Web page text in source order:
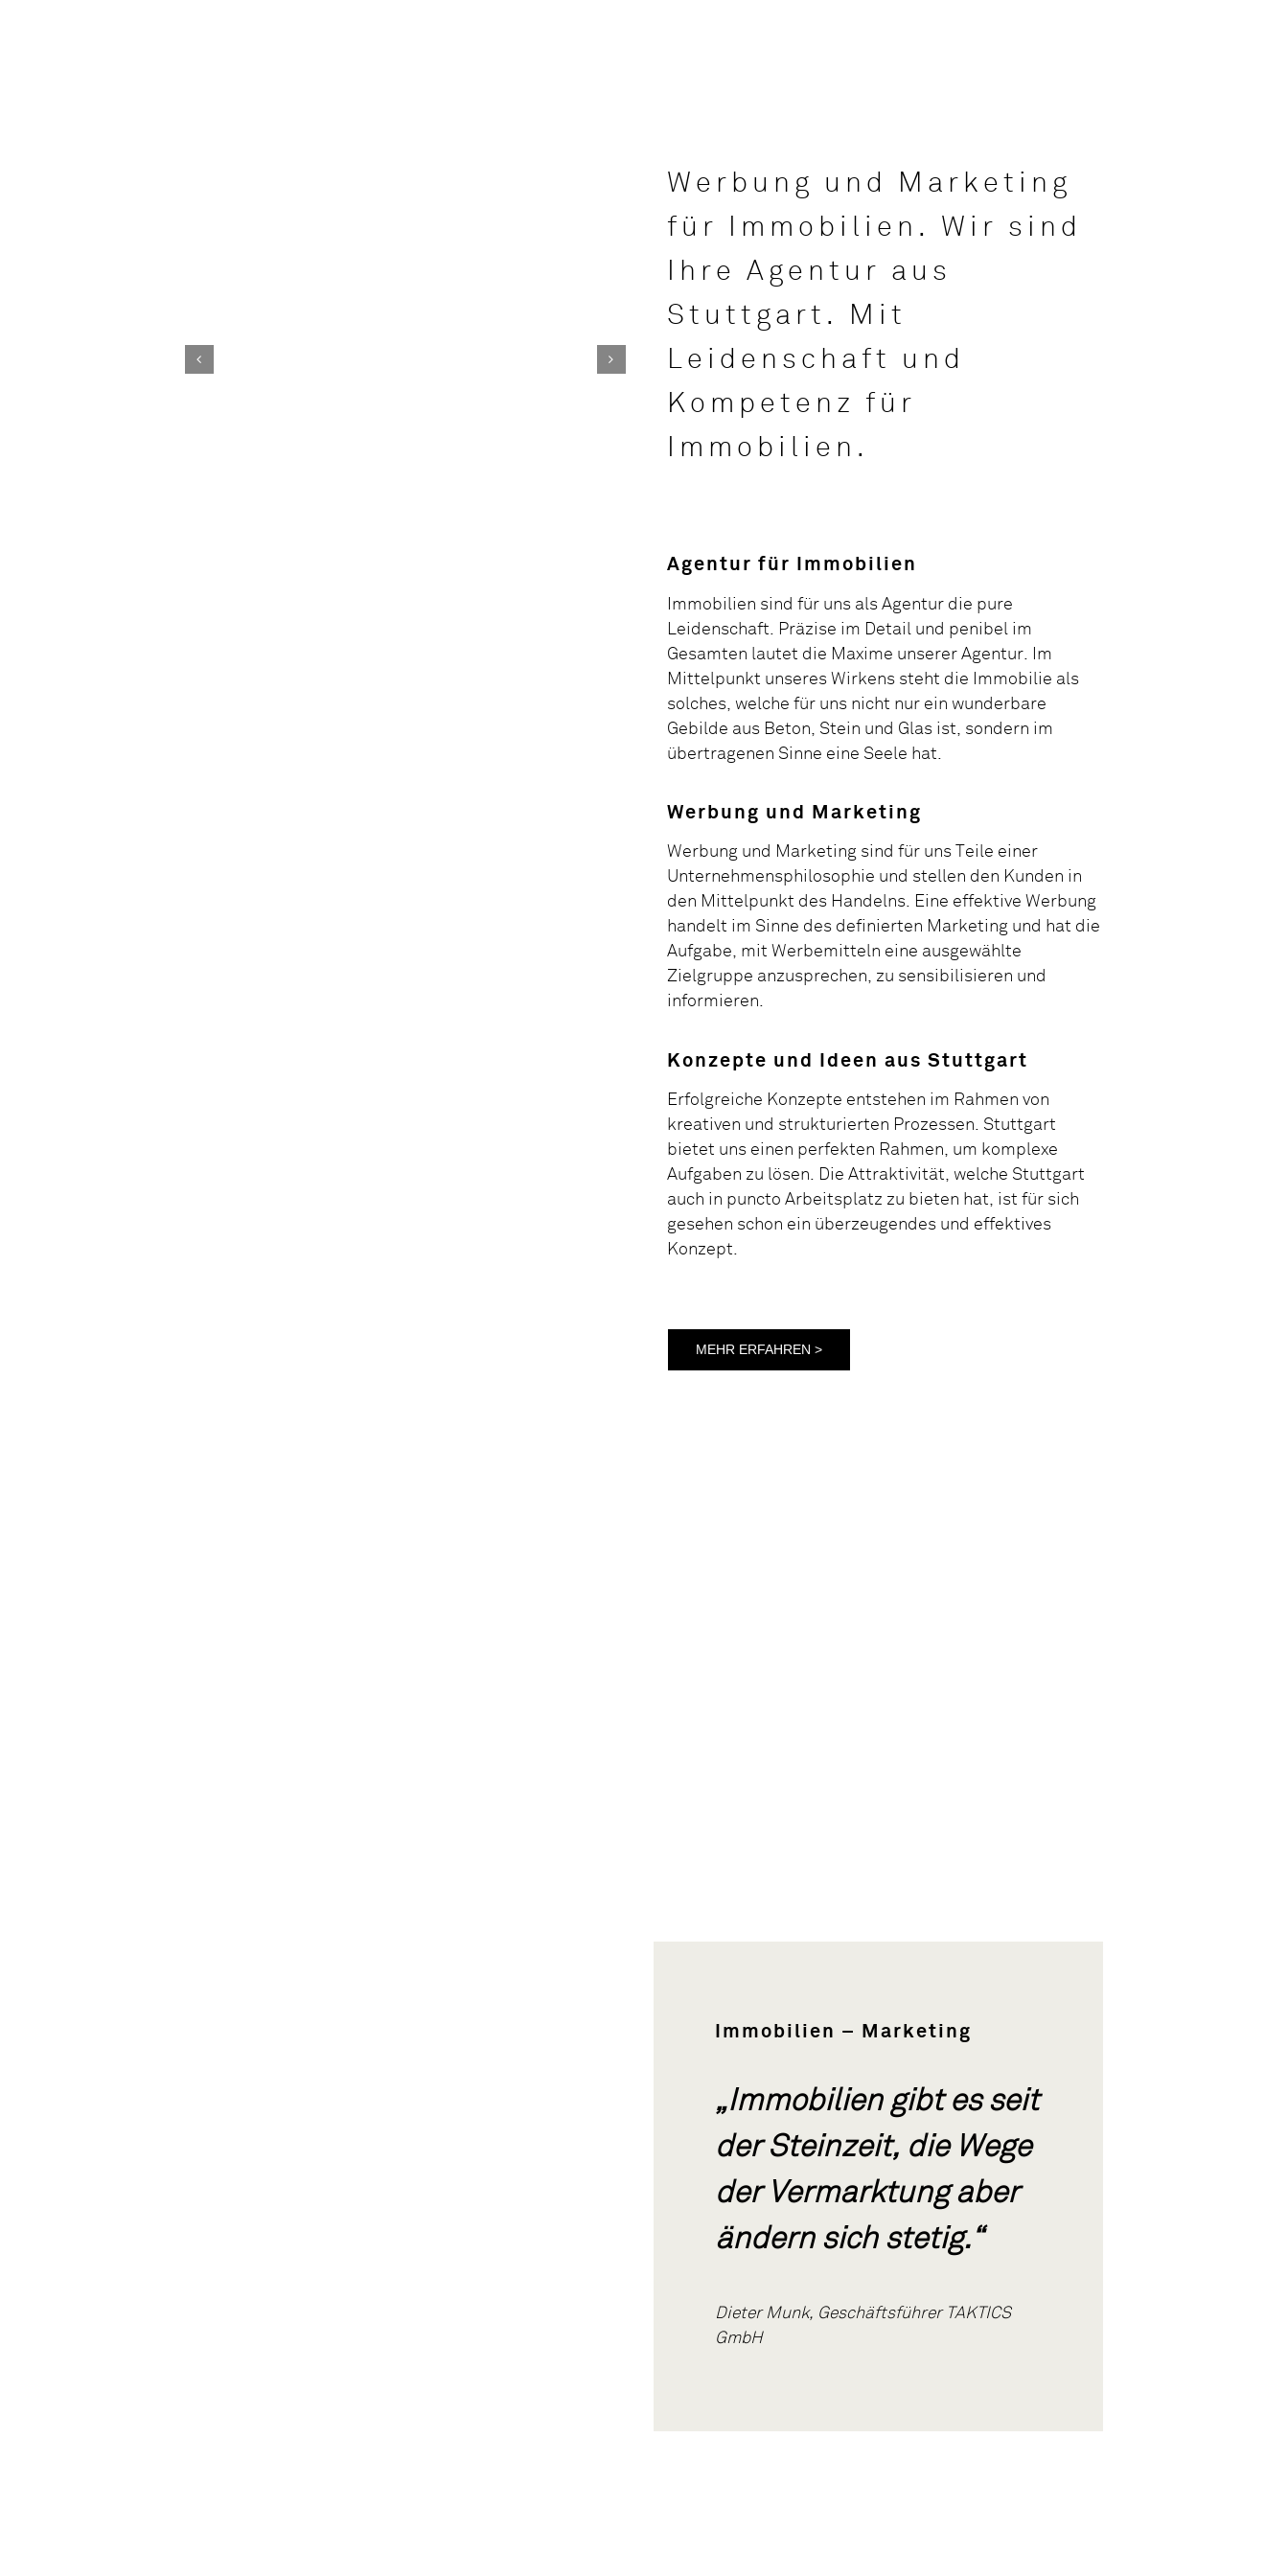
Werbung und Marketing
für Immobilien. Wir sind
Ihre Agentur aus
Stuttgart. Mit
Leidenschaft und
Kompetenz für
Immobilien.
Agentur für Immobilien
Immobilien sind für uns als Agentur die pure
Leidenschaft. Präzise im Detail und penibel im
Gesamten lautet die Maxime unserer Agentur. Im
Mittelpunkt unseres Wirkens steht die Immobilie als
solches, welche für uns nicht nur ein wunderbare
Gebilde aus Beton, Stein und Glas ist, sondern im
übertragenen Sinne eine Seele hat.
Werbung und Marketing
Werbung und Marketing sind für uns Teile einer
Unternehmensphilosophie und stellen den Kunden in
den Mittelpunkt des Handelns. Eine effektive Werbung
handelt im Sinne des definierten Marketing und hat die
Aufgabe, mit Werbemitteln eine ausgewählte
Zielgruppe anzusprechen, zu sensibilisieren und
informieren.
Konzepte und Ideen aus Stuttgart
Erfolgreiche Konzepte entstehen im Rahmen von
kreativen und strukturierten Prozessen. Stuttgart
bietet uns einen perfekten Rahmen, um komplexe
Aufgaben zu lösen. Die Attraktivität, welche Stuttgart
auch in puncto Arbeitsplatz zu bieten hat, ist für sich
gesehen schon ein überzeugendes und effektives
Konzept.
MEHR ERFAHREN >
Immobilien – Marketing
„Immobilien gibt es seit
der Steinzeit, die Wege
der Vermarktung aber
ändern sich stetig.“
Dieter Munk, Geschäftsführer TAKTICS
GmbH